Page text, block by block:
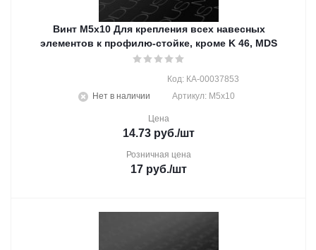
Винт М5х10 Для крепления всех навесных
элементов к профилю-стойке, кроме K 46, MDS
Нет в наличии
Код: КА-00037853
Артикул: М5х10
Цена
14.73 руб./шт
Розничная цена
17 руб./шт